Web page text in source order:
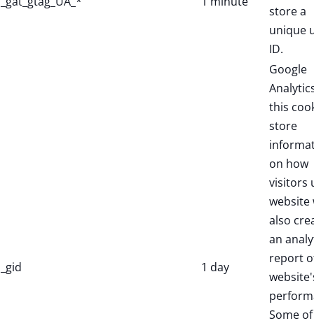
store a
unique
ID.
_gid 1 day
Google
this
store
on how
visitors
website
also
an
report
Some